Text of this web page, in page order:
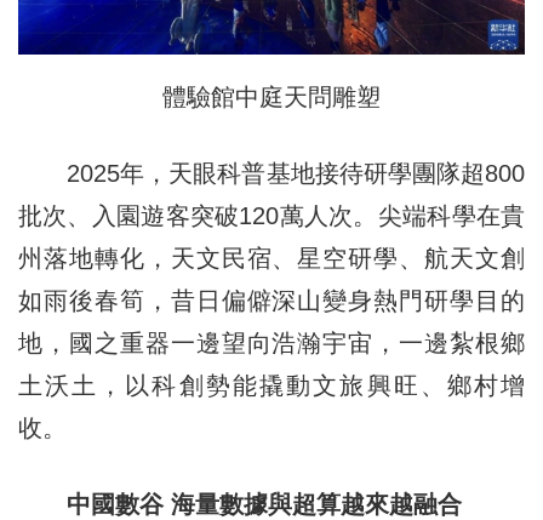
體驗館中庭天問雕塑
2025年，天眼科普基地接待研學團隊超800
批次、入園遊客突破120萬人次。尖端科學在貴
州落地轉化，天文民宿、星空研學、航天文創
如雨後春筍，昔日偏僻深山變身熱門研學目的
地，國之重器一邊望向浩瀚宇宙，一邊紮根鄉
土沃土，以科創勢能撬動文旅興旺、鄉村增
收。
中國數谷 海量數據與超算越來越融合